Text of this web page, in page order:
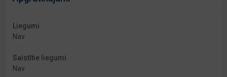
Liegumi
Nav
Saistītie liegumi
Nav